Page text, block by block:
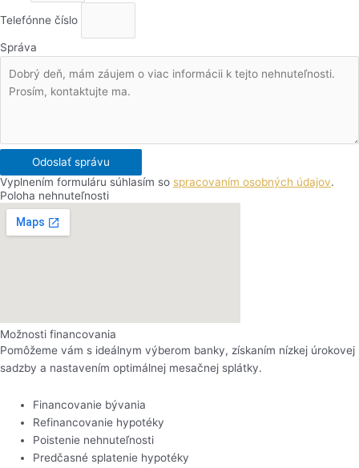
Telefónne číslo
Správa
Odoslať správu
Vyplnením formuláru súhlasím so spracovaním osobných údajov.
Poloha nehnuteľnosti
Možnosti financovania
Pomôžeme vám s ideálnym výberom banky, získaním nízkej úrokovej
sadzby a nastavením optimálnej mesačnej splátky.
Financovanie bývania
Refinancovanie hypotéky
Poistenie nehnuteľnosti
Predčasné splatenie hypotéky